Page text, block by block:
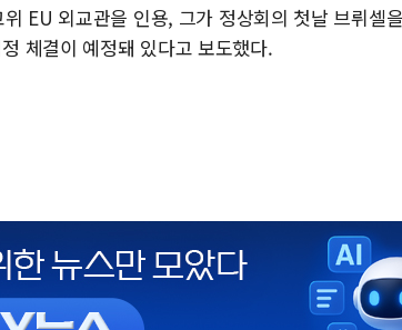
EU 외교관을 인용, 그가 정상회의 첫날 브뤼셀
체결이 예정돼 있다고 보도했다.